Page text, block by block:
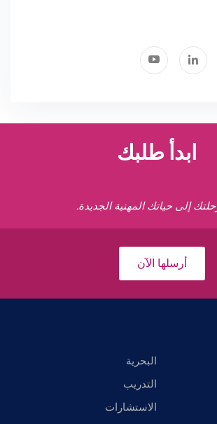
ابدأ طلبك
إلى حياتك المهنية الجديدة.
أرسلها الآن
البحرية
التدريب
الاستشارات